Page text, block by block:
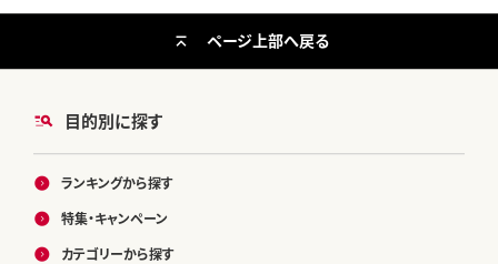
目的別に探す
ランキングから探す
特集・キャンペーン
カテゴリーから探す
ページ上部へ戻る